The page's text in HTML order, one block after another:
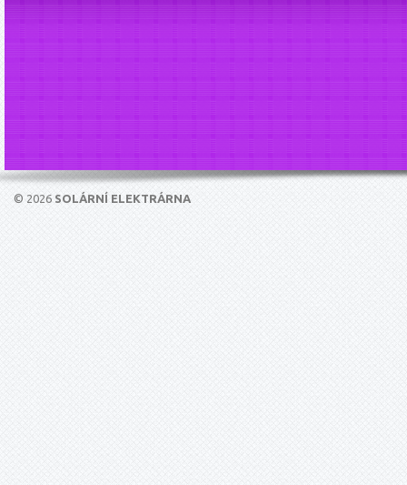
© 2026 SOLÁRNÍ ELEKTRÁRNA